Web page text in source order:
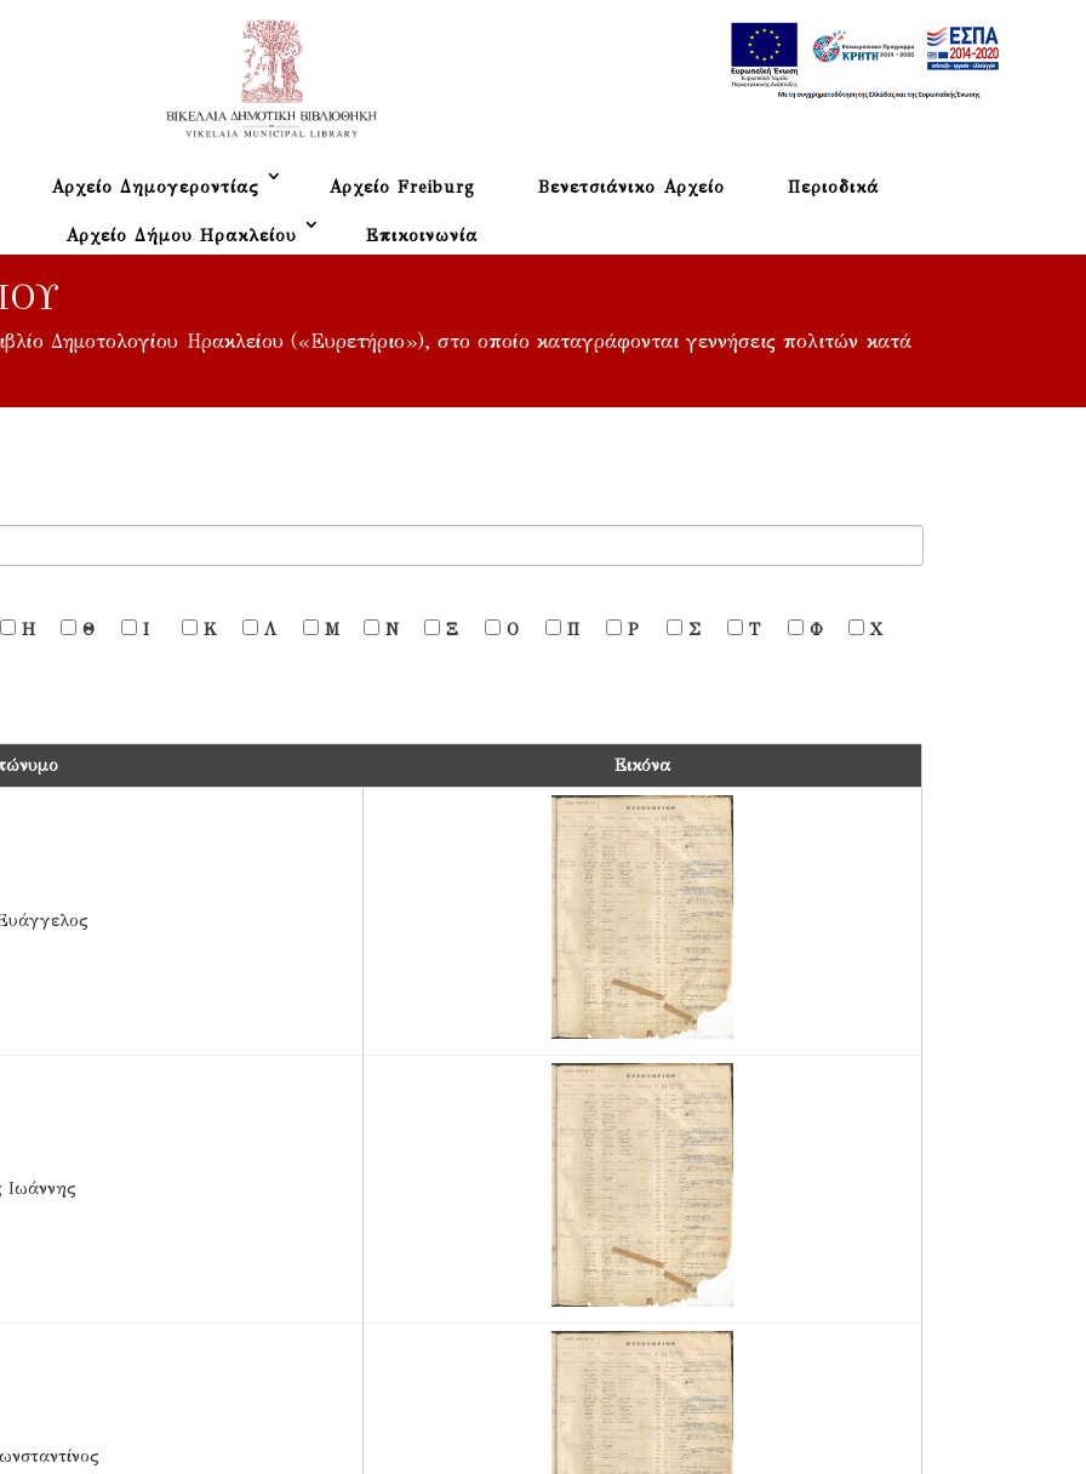
Αρχείο Δημογεροντίας Αρχείο Freiburg Βενετσιάνικο Αρχείο Περιοδικά
Αρχείο Δήμου Ηρακλείου Επικοινωνία
Δημοτολογίου Ηρακλείου («Ευρετήριο»), στο οποίο καταγράφονται γεννήσεις πολιτών κατά
Η Θ Ι Κ Λ Μ Ν Ξ Ο Π Ρ Σ Τ Φ
Χ
Εικόνα
Ιωάννης